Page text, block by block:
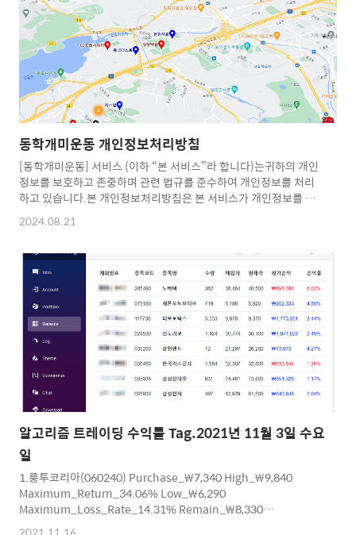
동학개미운동 개인정보처리방침
[동학개미운동] 서비스 (이하 “본 서비스”라 합니다)는귀하의 개인
정보를 보호하고 존중하며 관련 법규를 준수하여 개인정보를 처리
하고 있습니다.본 개인정보처리방침은 본 서비스가 개인정보를 수
집, 이용, 보관, 제공 및 파기하는 방법에 대해 설명합니다.1. 개인정
보의 수집 항목 및 수집 방법수집 항목:• 이름, 생년월일, 성별, 연
스 이용 과정에서 사용자가 직접 제공• 서비스 이용 과정에서 자동
으로 수집 (예: 쿠키, 로그 분석)2. 개인정보의 수집 및 이용 목적본
서비스는 수집한 개인정보를 다음과 같은 목적으로 이용합니다.•
서비스 제공 및 관리• 서비스 품질 향상 및 신규 서비스 개발• 관
련 법규 준수 및 분쟁 해결3. 개인정보의 보유 ..
2024.08.21
알고리즘 트레이딩 수익률 Tag.2021년 11월 3일 수요
일
1.룽투코리아(060240) Purchase_₩7,340 High_₩9,840
Maximum_Return_34.06% Low_₩6,290
Maximum_Loss_Rate_14.31% Remain_₩8,330
Liquidation_Return_Rate_13.49%2.씨티케이(260930)